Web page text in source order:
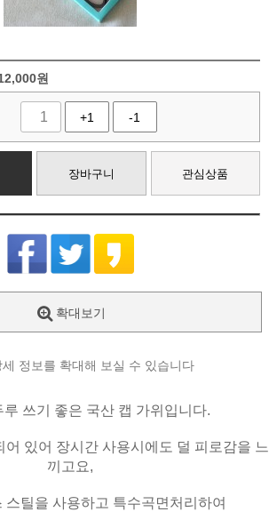
원
+1 -1
장바구니 관심상품
확대보기
세 정보를 확대해 보실 수 있습니다
루 쓰기 좋은 국산 캡 가위입니다.
어 있어 장시간 사용시에도 덜 피로감을 느
끼고요,
스틸을 사용하고 특수곡면처리하여